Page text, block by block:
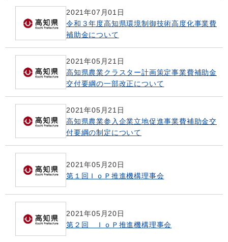
2021年07月01日
令和３年度高知県環境制御技術高度化事業費
補助金について
2021年05月21日
高知県農業クラスター計画策定事業費補助金
交付要綱の一部改正について
2021年05月21日
高知県農業参入企業立地促進事業費補助金交
付要綱の制定について
2021年05月20日
第１回ＩｏＰ推進機構理事会
2021年05月20日
第２回 ＩｏＰ推進機構理事会